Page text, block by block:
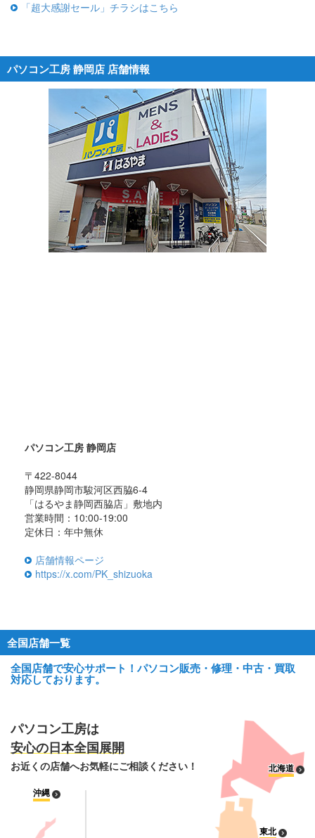
「超大感謝セール」チラシはこちら
パソコン工房 静岡店 店舗情報
パソコン工房 静岡店
〒422-8044
静岡県静岡市駿河区西脇6-4
「はるやま静岡西脇店」敷地内
営業時間：10:00-19:00
定休日：年中無休
店舗情報ページ
https://x.com/PK_shizuoka
全国店舗一覧
全国店舗で安心サポート！パソコン販売・修理・中古・買取
対応しております。
パソコン工房は
安心の日本全国展開
お近くの店舗へお気軽にご相談ください！ 北海道
東北
沖縄